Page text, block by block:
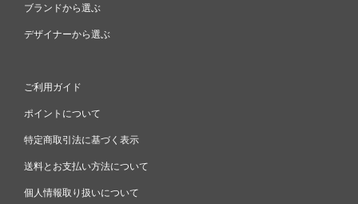
ブランドから選ぶ
デザイナーから選ぶ
ご利用ガイド
ポイントについて
特定商取引法に基づく表示
送料とお支払い方法について
個人情報取り扱いについて